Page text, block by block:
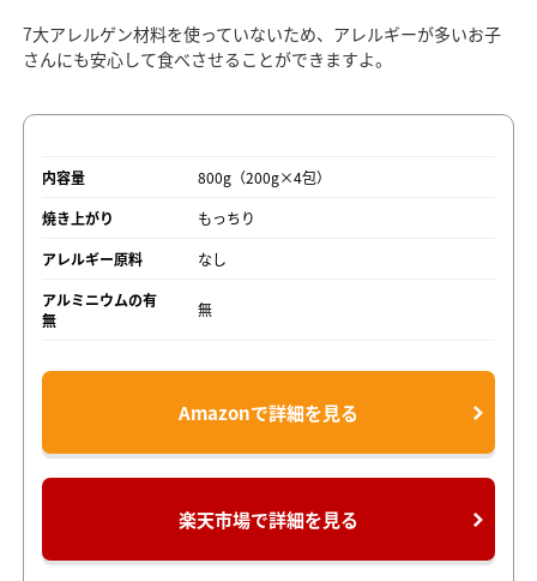
7大アレルゲン材料を使っていないため、アレルギーが多いお子
さんにも安心して食べさせることができますよ。
内容量
800g（200g×4包）
焼き上がり
もっちり
アレルギー原料
なし
アルミニウムの有
無
無
Amazonで詳細を見る
楽天市場で詳細を見る